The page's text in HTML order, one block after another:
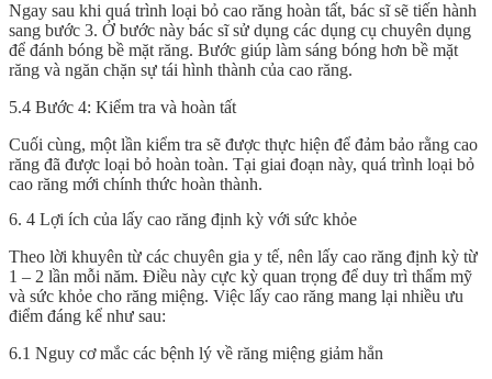
Ngay sau khi quá trình loại bỏ cao răng hoàn tất, bác sĩ sẽ tiến hành
sang bước 3. Ở bước này bác sĩ sử dụng các dụng cụ chuyên dụng
để đánh bóng bề mặt răng. Bước giúp làm sáng bóng hơn bề mặt
răng và ngăn chặn sự tái hình thành của cao răng.
5.4 Bước 4: Kiểm tra và hoàn tất
Cuối cùng, một lần kiểm tra sẽ được thực hiện để đảm bảo rằng cao
răng đã được loại bỏ hoàn toàn. Tại giai đoạn này, quá trình loại bỏ
cao răng mới chính thức hoàn thành.
6. 4 Lợi ích của lấy cao răng định kỳ với sức khỏe
Theo lời khuyên từ các chuyên gia y tế, nên lấy cao răng định kỳ từ
1 – 2 lần mỗi năm. Điều này cực kỳ quan trọng để duy trì thẩm mỹ
và sức khỏe cho răng miệng. Việc lấy cao răng mang lại nhiều ưu
điểm đáng kể như sau:
6.1 Nguy cơ mắc các bệnh lý về răng miệng giảm hẳn